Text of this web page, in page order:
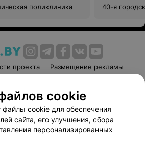
поликлиника 40-я
проекта
Размещение рекламы
соглашение
Способы оплаты
Партнеры
руководителю 103.by
cookie
файлы cookie для обеспечения
сайта, его улучшения, сбора
персонализированных